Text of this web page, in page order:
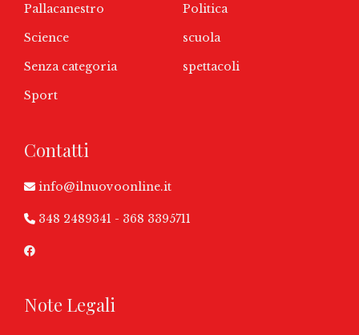
Pallacanestro
Politica
Science
scuola
Senza categoria
spettacoli
Sport
Contatti
info@ilnuovoonline.it
348 2489341 - 368 3395711
Note Legali